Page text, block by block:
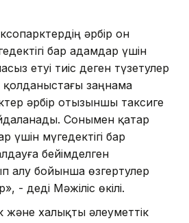
әрбір он
бар адамдар үшін
етуі тиіс деген түзетулер
қолданыстағы заңнама
әрбір отызыншы таксиге
Сонымен қатар
үшін мүгедектігі бар
бейімделген
алу бойынша өзгертулер
- деді Мәжіліс өкілі.
және халықты әлеуметтік